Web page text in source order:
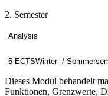
2. Semester
Analysis
5 ECTSWinter- /
Dieses Modul behandelt
Funktionen, Grenzwerte,